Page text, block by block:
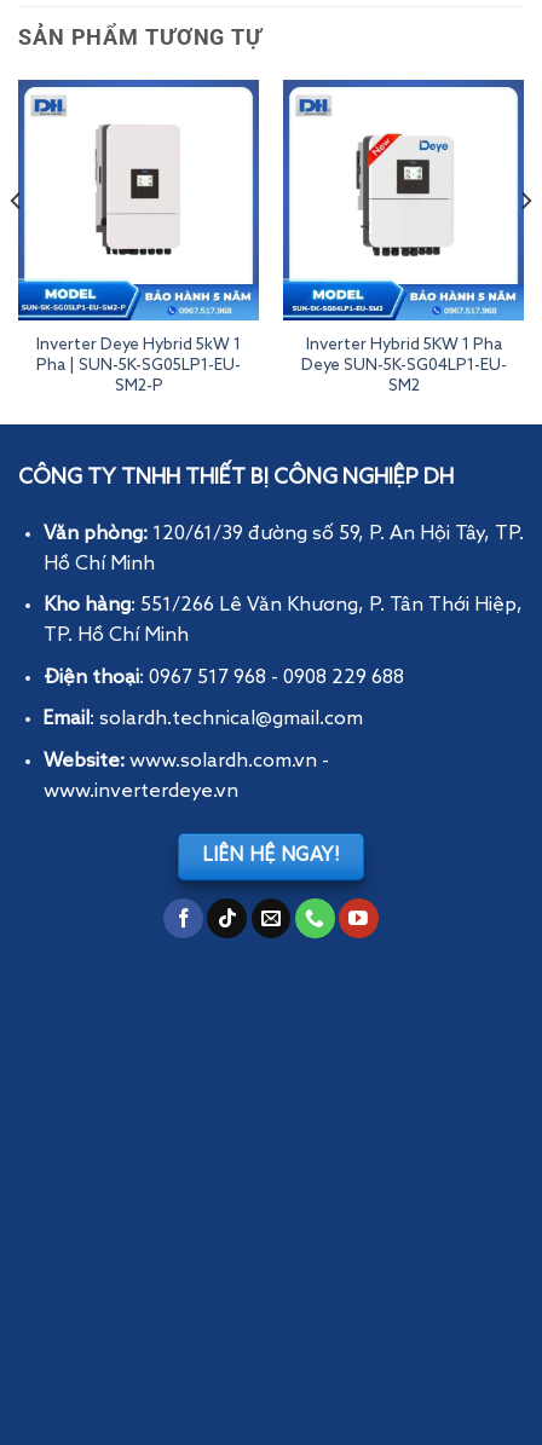
SẢN PHẨM TƯƠNG TỰ
Inverter Deye Hybrid 5kW 1
Pha | SUN-5K-SG05LP1-EU-
SM2-P
Inverter Hybrid 5KW 1 Pha
Deye SUN-5K-SG04LP1-EU-
SM2
Inverter Deye Hybrid 100kW 3 Pha Áp Cao | SUN-100K-SG02HP3-EU-GM10
CÔNG TY TNHH THIẾT BỊ CÔNG NGHIỆP DH
Văn phòng: 120/61/39 đường số 59, P. An Hội Tây, TP.
Hồ Chí Minh
Kho hàng: 551/266 Lê Văn Khương, P. Tân Thới Hiệp,
TP. Hồ Chí Minh
Điện thoại: 0967 517 968 - 0908 229 688
Email: solardh.technical@gmail.com
Website: www.solardh.com.vn-
www.inverterdeye.vn
LIÊN HỆ NGAY!